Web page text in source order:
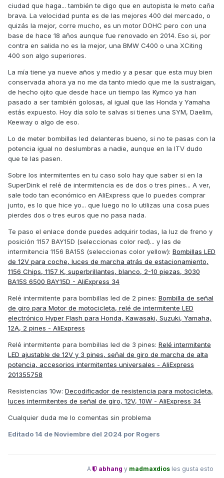
ciudad que haga... también te digo que en autopista le meto caña
brava. La velocidad punta es de las mejores 400 del mercado, o
quizás la mejor, corre mucho, es un motor DOHC pero con una
base de hace 18 años aunque fue renovado en 2014. Eso si, por
contra en salida no es la mejor, una BMW C400 o una XCiting
400 son algo superiores.
La mía tiene ya nueve años y medio y a pesar que esta muy bien
conservada ahora ya no me da tanto miedo que me la sustraigan,
de hecho ojito que desde hace un tiempo las Kymco ya han
pasado a ser también golosas, al igual que las Honda y Yamaha
estás expuesto. Hoy día solo te salvas si tienes una SYM, Daelim,
Keeway o algo de eso.
Lo de meter bombillas led delanteras bueno, si no te pasas con la
potencia igual no deslumbras a nadie, aunque en la ITV dudo
que te las pasen.
Sobre los intermitentes en tu caso solo hay que saber si en la
SuperDink el relé de intermitencia es de dos o tres pines... A ver,
sale todo tan económico en AliExpress que lo puedes comprar
junto, es lo que hice yo... que luego no lo utilizas una cosa pues
pierdes dos o tres euros que no pasa nada.
Te paso el enlace donde puedes adquirir todas, la luz de freno y
posición 1157 BAY15D (seleccionas color red)... y las de
intermitencia 1156 BA15S (seleccionas color yellow): Bombillas LED
de 12V para coche, luces de marcha atrás de estacionamiento,
1156 Chips, 1157 K, superbrillantes, blanco, 2-10 piezas, 3030
BA15S 6500 BAY15D - AliExpress 34
Relé intermitente para bombillas led de 2 pines: Bombilla de señal
de giro para Motor de motocicleta, relé de intermitente LED
electrónico Hyper Flash para Honda, Kawasaki, Suzuki, Yamaha,
12A, 2 pines - AliExpress
Relé intermitente para bombillas led de 3 pines: Relé intermitente
LED ajustable de 12V y 3 pines, señal de giro de marcha de alta
potencia, accesorios intermitentes universales - AliExpress
201355758
Resistencias 10w: Decodificador de resistencia para motocicleta,
luces intermitentes de señal de giro, 12V, 10W - AliExpress 34
Cualquier duda me lo comentas sin problema
Editado 14 de Noviembre del 2024 por Rogers
A abhang y madmaxdios les gusta esto